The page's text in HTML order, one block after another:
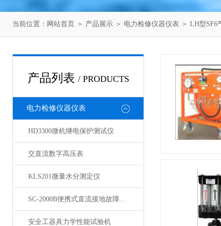
当前位置： 网站首页 ＞ 产品展示 ＞ 电力检修仪器仪表 ＞ LH型SF6
产品列表 / PRODUCTS
电力检修仪器仪表
HD3300微机继电保护测试仪
交直流数字高压表
KLS201微量水分测定仪
SC-2000B便携式直流接地故障检测仪
安全工器具力学性能试验机